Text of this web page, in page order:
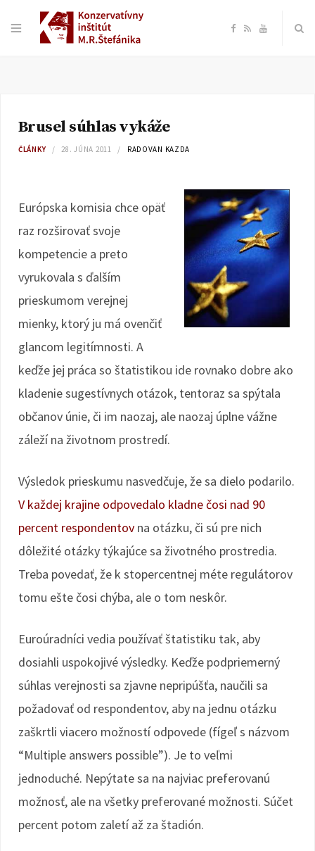
F
o
o
R Y
b
e
Brusel súhlas vykáže
ČLÁNKY 28. JÚNA 2011 RADOVAN KAZDA
Európska komisia chce opäť
raz rozširovať svoje
kompetencie a preto
vyrukovala s ďalším
prieskumom verejnej
mienky, ktorý ju má ovenčiť
glancom legitímnosti. A
keďže jej práca so štatistikou ide rovnako dobre ako
kladenie sugestívnych otázok, tentoraz sa spýtala
občanov únie, či im naozaj, ale naozaj úplne vážne
záleží na životnom prostredí.
Výsledok prieskumu nasvedčuje, že sa dielo podarilo.
V každej krajine odpovedalo kladne čosi nad 90
percent respondentov na otázku, či sú pre nich
dôležité otázky týkajúce sa životného prostredia.
Treba povedať, že k stopercentnej méte regulátorov
tomu ešte čosi chýba, ale o tom neskôr.
Euroúradníci vedia používať štatistiku tak, aby
dosiahli uspokojivé výsledky. Keďže podpriemerný
súhlas verejnosti sa zjavne nepripúšťa, naučili sa
požadovať od respondentov, aby na jednu otázku
zaškrtli viacero možností odpovede (fígeľ s názvom
“Multiple answers possible”). Je to veľmi
jednoduché. Nepýtate sa na najviac preferovanú
možnosť, ale na všetky preferované možnosti. Súčet
percent potom zaletí až za štadión.